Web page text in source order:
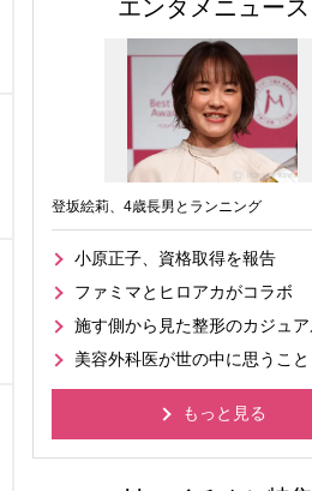
エンタメニュース
登坂絵莉、4歳長男とランニング
小原正子、資格取得を報告
ファミマとヒロアカがコラボ
施す側から見た整形のカジュ
美容外科医が世の中に思うこと
もっと見る